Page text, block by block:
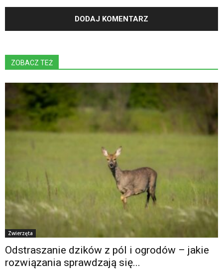
ZOBACZ TEŻ
Zwierzęta
Odstraszanie dzików z pól i ogrodów – jakie
rozwiązania sprawdzają się...